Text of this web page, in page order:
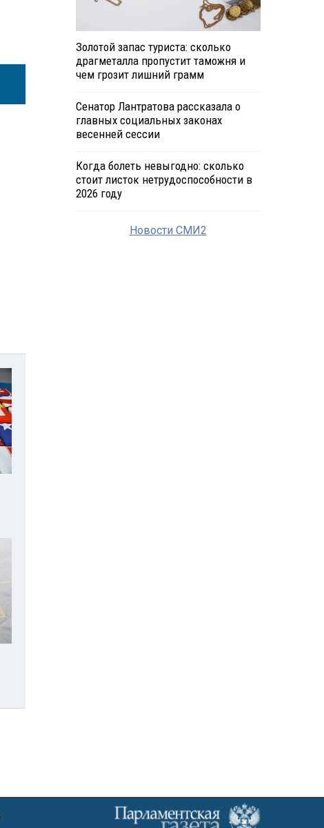
Золотой запас туриста: сколько
драгметалла пропустит таможня и
чем грозит лишний грамм
Сенатор Лантратова рассказала о
главных социальных законах
весенней сессии
Когда болеть невыгодно: сколько
стоит листок нетрудоспособности в
2026 году
Новости СМИ2